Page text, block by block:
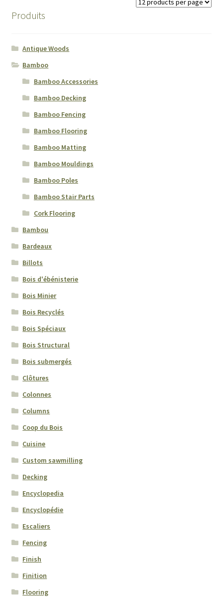
Produits
Antique Woods
Bamboo
Bamboo Accessories
Bamboo Decking
Bamboo Fencing
Bamboo Flooring
Bamboo Matting
Bamboo Mouldings
Bamboo Poles
Bamboo Stair Parts
Cork Flooring
Bambou
Bardeaux
Billots
Bois d'ébénisterie
Bois Minier
Bois Recyclés
Bois Spéciaux
Bois Structural
Bois submergés
Clôtures
Colonnes
Columns
Coop du Bois
Cuisine
Custom sawmilling
Decking
Encyclopedia
Encyclopédie
Escaliers
Fencing
Finish
Finition
Flooring